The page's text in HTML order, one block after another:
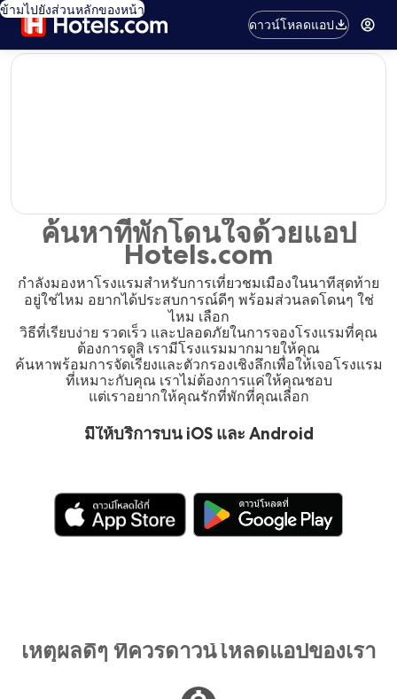
ข้ามไปยังส่วนหลักของหน้า
ดาวน์โหลดแอป
editorial
ค้นหาที่พักโดนใจด้วยแอป
Hotels.com
กำลังมองหาโรงแรมสำหรับการเที่ยวชมเมืองในนาทีสุดท้าย
อยู่ใช่ไหม อยากได้ประสบการณ์ดีๆ พร้อมส่วนลดโดนๆ ใช่
ไหม เลือก
วิธีที่เรียบง่าย รวดเร็ว และปลอดภัยในการจองโรงแรมที่คุณ
ต้องการดูสิ เรามีโรงแรมมากมายให้คุณ
ค้นหาพร้อมการจัดเรียงและตัวกรองเชิงลึกเพื่อให้เจอโรงแรม
ที่เหมาะกับคุณ เราไม่ต้องการแค่ให้คุณชอบ
แต่เราอยากให้คุณรักที่พักที่คุณเลือก
มีให้บริการบน iOS และ Android
เหตุผลดีๆ ที่ควรดาวน์โหลดแอปของเรา